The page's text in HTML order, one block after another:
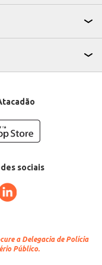
e conveniência
a uma variedade de
sociais
a Delegacia de Polícia
Público.